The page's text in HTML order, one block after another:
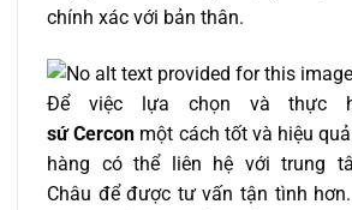
chính xác với bản thân.
Để việc lựa chọn và thực
sứ Cercon một cách tốt và hiệu
hàng có thể liên hệ với trung
Châu để được tư vấn tận tình